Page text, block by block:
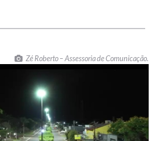
Zé Roberto – Assessoria de Comunicação.